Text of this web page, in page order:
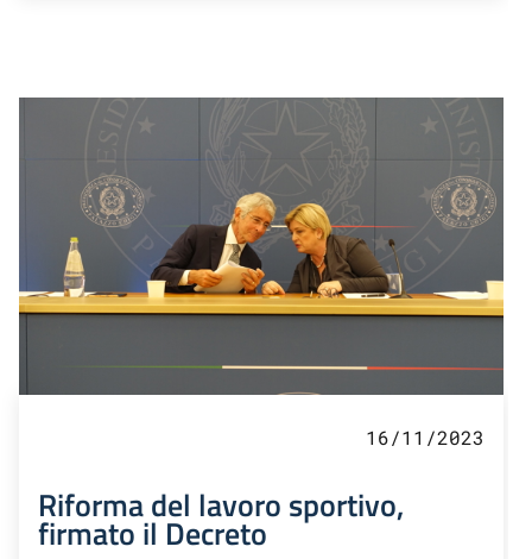
16/11/2023
Riforma del lavoro sportivo,
firmato il Decreto